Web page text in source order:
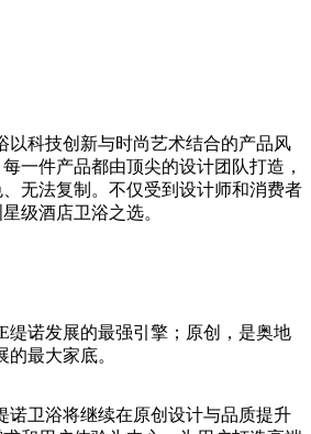
以科技创新与时尚艺术结合的产品风
一件产品都由顶尖的设计团队打造，
无法复制。不仅受到设计师和消费者
级酒店卫浴之选。
缇诺发展的最强引擎；原创，是奥地
最大家底。
诺卫浴将继续在原创设计与品质提升